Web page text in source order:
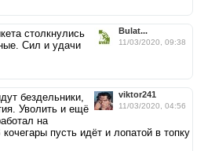
Bulat...
11/03/2020, 09:38
столкнулись
Сил и удачи
viktor241
11/03/2020, 04:56
бездельники,
Уволить и ещё
на
пусть идёт и лопатой в топку